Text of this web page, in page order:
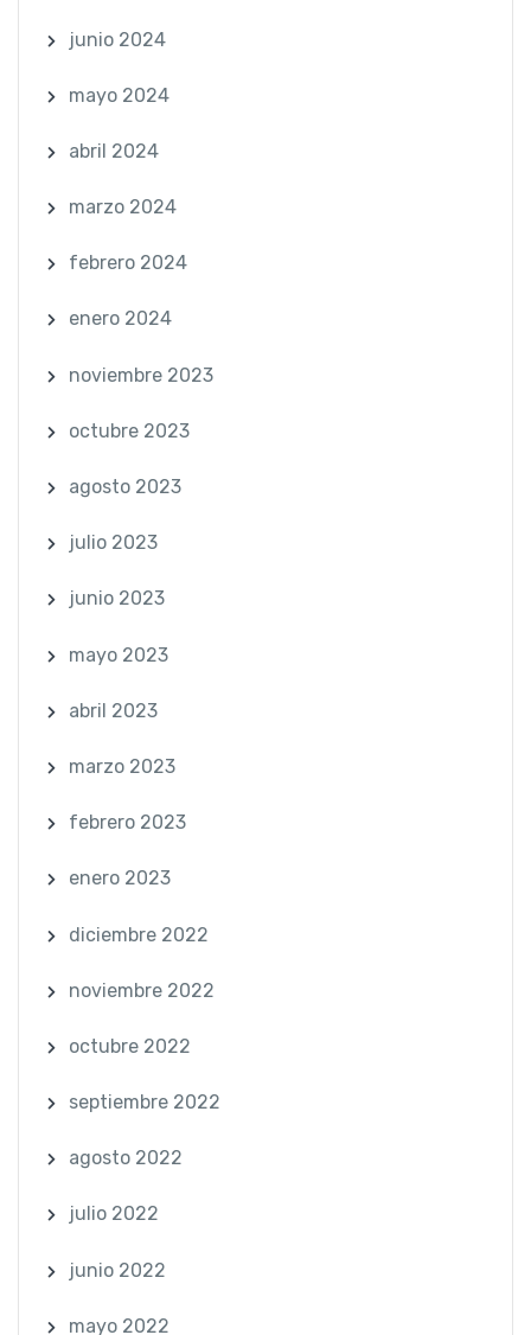
junio 2024
mayo 2024
abril 2024
marzo 2024
febrero 2024
enero 2024
noviembre 2023
octubre 2023
agosto 2023
julio 2023
junio 2023
mayo 2023
abril 2023
marzo 2023
febrero 2023
enero 2023
diciembre 2022
noviembre 2022
octubre 2022
septiembre 2022
agosto 2022
julio 2022
junio 2022
mayo 2022